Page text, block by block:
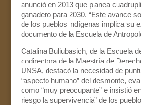
anunció en 2013 que planea
ganadero para 2030. “Este avance
de los pueblos indígenas implica su
documento de la Escuela de
Catalina Buliubasich, de la Escuela
codirectora de la Maestría de
UNSA, destacó la necesidad de
“aspecto humano” del desmonte,
como “muy preocupante” e insistió
riesgo la supervivencia” de los